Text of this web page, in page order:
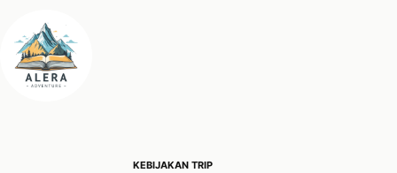
KEBIJAKAN TRIP